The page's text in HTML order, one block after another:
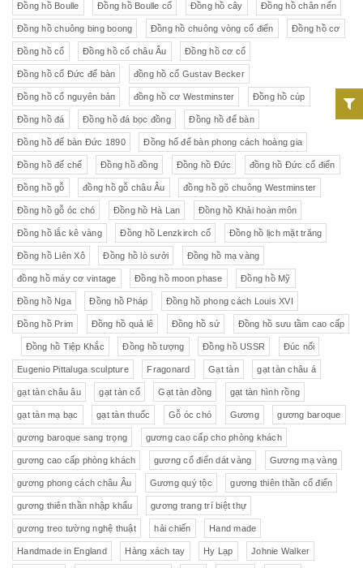
Đồng hồ Boulle Đồng hồ Boulle cổ Đồng hồ cây Đồng hồ chân nến
Đồng hồ chuông bing boong Đồng hồ chuông vòng cổ điển Đồng hồ cơ
Đồng hồ cổ Đồng hồ cổ châu Âu Đồng hồ cơ cổ
Đồng hồ cổ Đức để bàn đồng hồ cổ Gustav Becker
Đồng hồ cổ nguyên bản đồng hồ cơ Westminster Đồng hồ cúp
Đồng hồ đá Đồng hồ đá bọc đồng Đồng hồ để bàn
Đồng hồ để bàn Đức 1890 Đồng hổ để bàn phong cách hoàng gia
Đồng hồ đế chế Đồng hồ đồng Đồng hồ Đức đồng hồ Đức cổ điển
Đồng hồ gỗ đồng hồ gỗ châu Âu đồng hồ gõ chuông Westminster
Đồng hồ gỗ óc chó Đồng hồ Hà Lan Đồng hồ Khải hoàn môn
Đồng hồ lắc kê vàng Đồng hồ Lenzkirch cổ Đồng hồ lịch mặt trăng
Đồng hồ Liên Xô Đồng hồ lò sưởi Đồng hồ mạ vàng
đồng hồ máy cơ vintage Đồng hồ moon phase Đồng hồ Mỹ
Đồng hồ Nga Đồng hồ Pháp Đồng hồ phong cách Louis XVI
Đồng hồ Prim Đồng hồ quả lê Đồng hồ sứ Đồng hồ sưu tầm cao cấp
Đồng hồ Tiệp Khắc Đồng hồ tượng Đồng hồ USSR Đúc nổi
Eugenio Pittaluga sculpture Fragonard Gạt tàn gạt tàn châu á
gạt tàn châu âu gạt tàn cổ Gạt tàn đồng gạt tàn hình rồng
gạt tàn mạ bạc gạt tàn thuốc Gỗ óc chó Gương gương baroque
gương baroque sang trọng gương cao cấp cho phòng khách
gương cao cấp phòng khách gương cổ điển dát vàng Gương mạ vàng
gương phong cách châu Âu Gương quý tộc gương thiên thần cổ điển
gương thiên thần nhập khẩu gương trang trí biệt thự
gương treo tường nghệ thuật hải chiến Hand made
Handmade in England Hàng xách tay Hy Lạp Johnie Walker